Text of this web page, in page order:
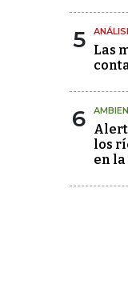
5 Las
6
los
en